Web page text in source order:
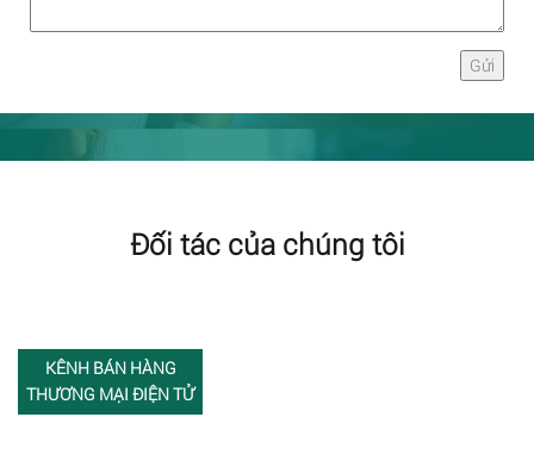
Đối tác của chúng tôi
KÊNH BÁN HÀNG
THƯƠNG MẠI ĐIỆN TỬ